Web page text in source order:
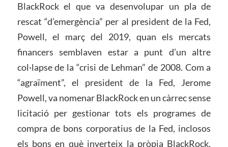
BlackRock el que va desenvolupar un pla de
rescat “d’emergència” per al president de la Fed,
Powell, el març del 2019, quan els mercats
financers semblaven estar a punt d’un altre
col·lapse de la “crisi de Lehman” de 2008. Com a
“agraïment”, el president de la Fed, Jerome
Powell, va nomenar BlackRock en un càrrec sense
licitació per gestionar tots els programes de
compra de bons corporatius de la Fed, inclosos
els bons en què inverteix la pròpia BlackRock.